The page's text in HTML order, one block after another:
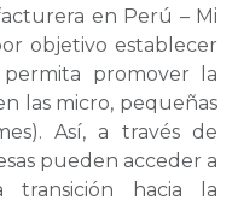
en Perú – Mi
objetivo establecer
promover la
las micro, pequeñas
Así, a través de
pueden acceder a
transición hacia la